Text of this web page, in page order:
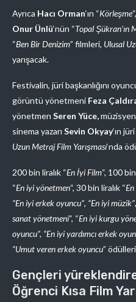
Ayrıca Hacı Orman‘ın “Körleşme“,
Onur Ünlü‘nün “Topal Şükran’ın
“Ben Bir Denizim” filmleri, Ulusal
yarışacak.
Festivalin, jüri başkanlığını
görüntü yönetmeni Feza
yönetmen Seren Yüce,müzisyen
sinema yazarı Sevin Okyay‘ın
Uzun Metraj Film Yarışması‘nda
200 bin liralık “En İyi Film“, 100
“En iyi yönetmen“, 30 bin liralık “
“En iyi erkek oyuncu”, “En iyi müzik”
sanat yönetmeni“, “En iyi kurgu
oyuncu”, “En iyi yardımcı erkek
“Umut veren erkek oyuncu”
Gençleri
Öğrenci Kısa Film